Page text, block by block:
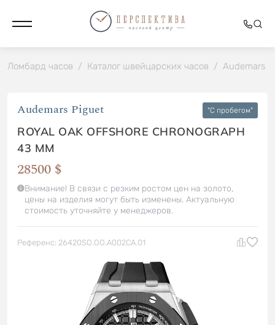
Ломбард часов / Каталог швейцарских часов / Audemars
Audemars Piguet "C пробегом"
ROYAL OAK OFFSHORE CHRONOGRAPH
43 MM
28500 $
Внимание! В связи с резким ростом цен на золото,
цены на изделия могут быть изменены. Актуальную
стоимость уточняйте у менеджеров.
Референс: 26420SO.OO.A002CA.01